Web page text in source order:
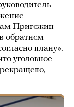
Пригожин
обратном
плану».
уголовное